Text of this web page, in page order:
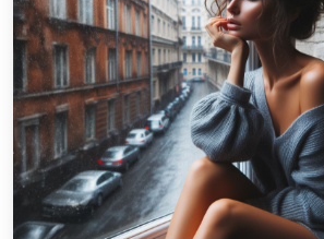
Жизнь
становится
ярче
и
насыщеннее,
когда
мы
осознанно
подходим